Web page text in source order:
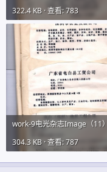
322.4 KB · 查看: 783
work-9电光杂志Image（11
304.3 KB · 查看: 787